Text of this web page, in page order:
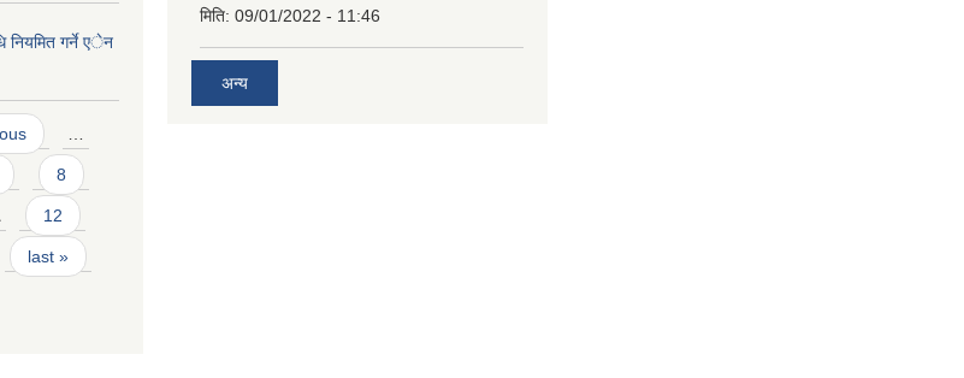
नियमित गर्ने एेन
…
8
12
last »
मिति: 09/01/2022 - 11:46
अन्य